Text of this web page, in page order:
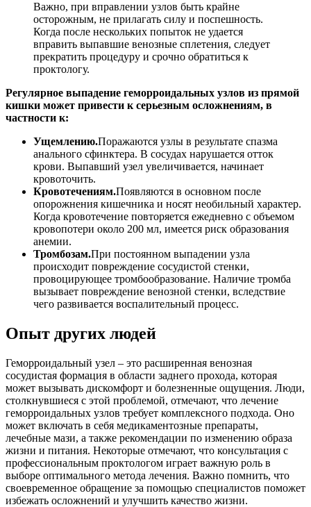
Важно, при вправлении узлов быть крайне
осторожным, не прилагать силу и поспешность.
Когда после нескольких попыток не удается
вправить выпавшие венозные сплетения, следует
прекратить процедуру и срочно обратиться к
проктологу.
Регулярное выпадение геморроидальных узлов из прямой
кишки может привести к серьезным осложнениям, в
частности к:
Ущемлению.Поражаются узлы в результате спазма
анального сфинктера. В сосудах нарушается отток
крови. Выпавший узел увеличивается, начинает
кровоточить.
Кровотечениям.Появляются в основном после
опорожнения кишечника и носят необильный характер.
Когда кровотечение повторяется ежедневно с объемом
кровопотери около 200 мл, имеется риск образования
анемии.
Тромбозам.При постоянном выпадении узла
происходит повреждение сосудистой стенки,
провоцирующее тромбообразование. Наличие тромба
вызывает повреждение венозной стенки, вследствие
чего развивается воспалительный процесс.
Опыт других людей
Геморроидальный узел – это расширенная венозная
сосудистая формация в области заднего прохода, которая
может вызывать дискомфорт и болезненные ощущения. Люди,
столкнувшиеся с этой проблемой, отмечают, что лечение
геморроидальных узлов требует комплексного подхода. Оно
может включать в себя медикаментозные препараты,
лечебные мази, а также рекомендации по изменению образа
жизни и питания. Некоторые отмечают, что консультация с
профессиональным проктологом играет важную роль в
выборе оптимального метода лечения. Важно помнить, что
своевременное обращение за помощью специалистов поможет
избежать осложнений и улучшить качество жизни.